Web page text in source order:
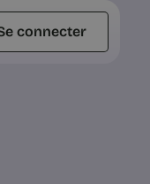
connecter